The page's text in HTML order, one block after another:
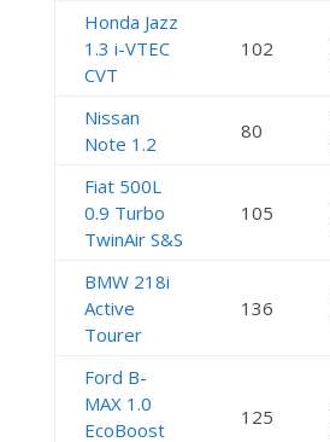
Honda Jazz
1.3 i-VTEC
CVT
102
Nissan
Note 1.2
80
Fiat 500L
0.9 Turbo
TwinAir S&S
105
BMW 218i
Active
Tourer
136
Ford B-
MAX 1.0
EcoBoost
125